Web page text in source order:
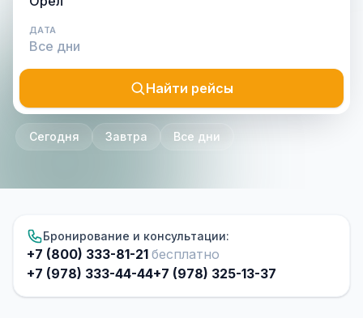
ДАТА
Найти рейсы
Сегодня Завтра Все дни
Бронирование и консультации:
+7 (800) 333-81-21 бесплатно
+7 (978) 333-44-44+7 (978) 325-13-37